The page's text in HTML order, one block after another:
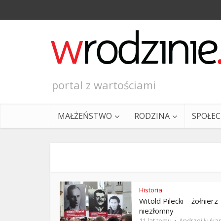
portal z wartościami
MAŁŻEŃSTWO RODZINA
Historia
Witold Pilecki – żołnierz
niezłomny